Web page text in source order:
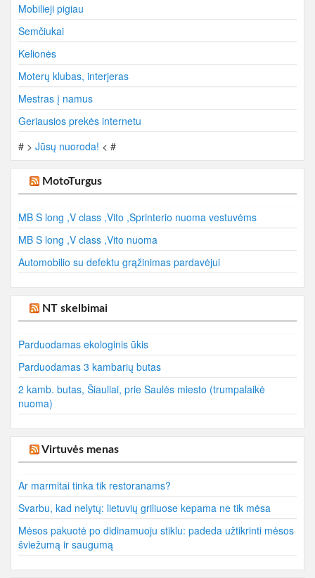
Mobilieji pigiau
Semčiukai
Kelionės
Moterų klubas, interjeras
Mestras į namus
Geriausios prekės internetu
# > Jūsų nuoroda! < #
MotoTurgus
MB S long ,V class ,Vito ,Sprinterio nuoma vestuvėms
MB S long ,V class ,Vito nuoma
Automobilio su defektu grąžinimas pardavėjui
NT skelbimai
Parduodamas ekologinis ūkis
Parduodamas 3 kambarių butas
2 kamb. butas, Šiauliai, prie Saulės miesto (trumpalaikė
nuoma)
Virtuvės menas
Ar marmitai tinka tik restoranams?
Svarbu, kad nelytų: lietuvių griliuose kepama ne tik mėsa
Mėsos pakuotė po didinamuoju stiklu: padeda užtikrinti mėsos
šviežumą ir saugumą